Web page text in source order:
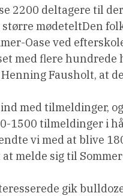
2200 deltagere til
mødeteltDen
Oase ved
med flere hundrede
Fausholt, at
med tilmeldinger,
1500 tilmeldinger i
vi med at blive
melde sig til
gik